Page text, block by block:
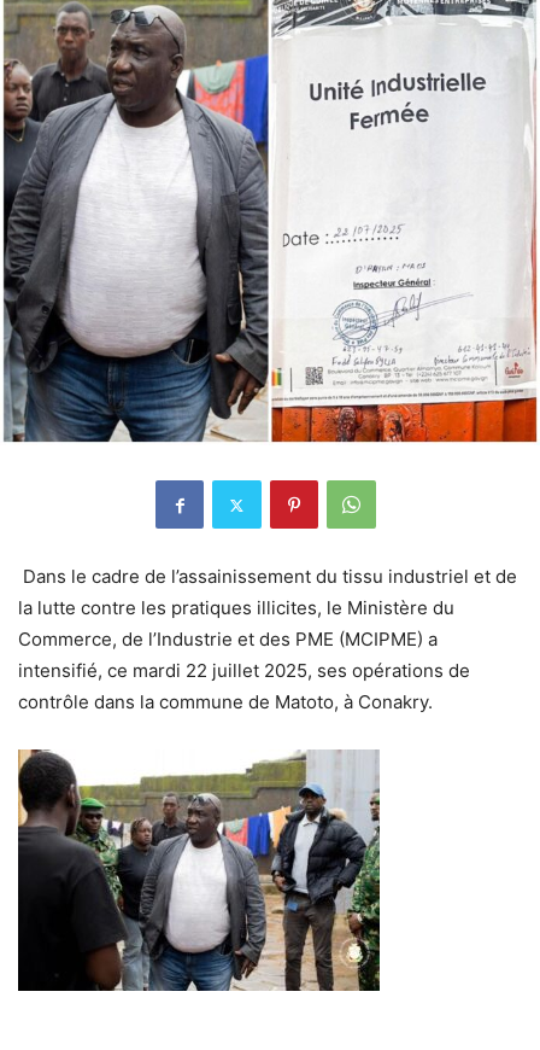
Dans le cadre de l’assainissement du tissu industriel et de
la lutte contre les pratiques illicites, le Ministère du
Commerce, de l’Industrie et des PME (MCIPME) a
intensifié, ce mardi 22 juillet 2025, ses opérations de
contrôle dans la commune de Matoto, à Conakry.